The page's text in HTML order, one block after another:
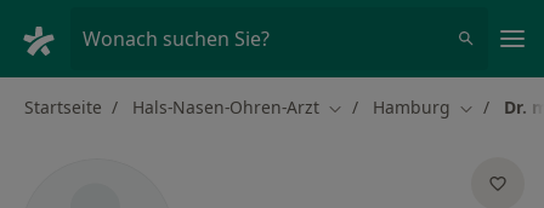
Wonach suchen Sie?
Startseite Hals-Nasen-Ohren-Arzt Stadt ändern
Hamburg StadtDr.